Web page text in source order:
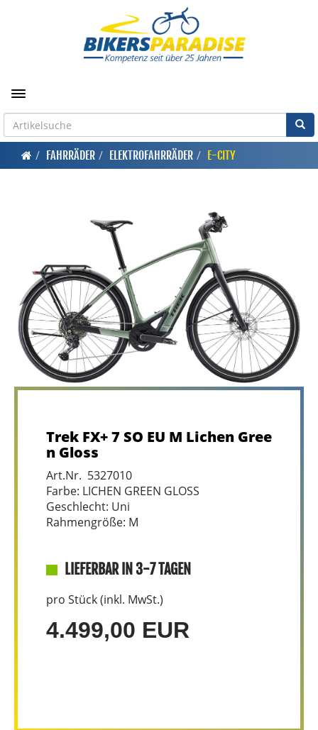
Toggle navigation
FAHRRÄDER ELEKTROFAHRRÄDER E-CITY
Trek FX+ 7 SO EU M Lichen Gree
n Gloss
Art.Nr. 5327010
Farbe: LICHEN GREEN GLOSS
Geschlecht: Uni
Rahmengröße: M
LIEFERBAR IN 3-7 TAGEN
pro Stück (inkl. MwSt.)
4.499,00 EUR